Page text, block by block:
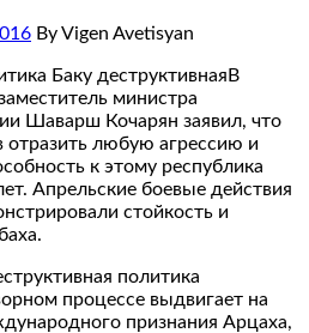
By Vigen Avetisyan
В
министра
Шаварш Кочарян заявил, что
отразить любую агрессию и
к этому республика
Апрельские боевые действия
стойкость и
политика
процессе выдвигает на
признания Арцаха,